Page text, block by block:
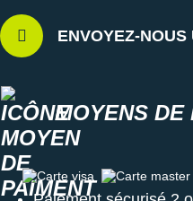
ENVOYEZ-
MOYENS DE
Carte visa Carte master